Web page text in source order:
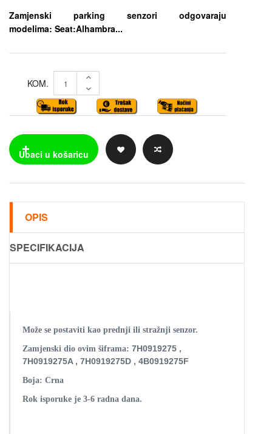
Zamjenski parking senzori odgovaraju
modelima: Seat:Alhambra...
KOM.
OPIS
SPECIFIKACIJA
Može se postaviti kao prednji ili stražnji senzor.
Zamjenski dio ovim šiframa: 7H0919275 ,
7H0919275A , 7H0919275D , 4B0919275F
Boja: Crna
Rok isporuke je 3-6 radna dana.